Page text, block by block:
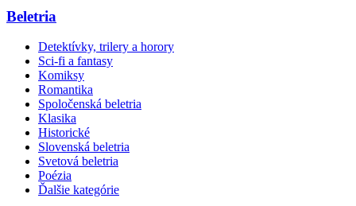
Beletria
Detektívky, trilery a horory
Sci-fi a fantasy
Komiksy
Romantika
Spoločenská beletria
Klasika
Historické
Slovenská beletria
Svetová beletria
Poézia
Ďalšie kategórie